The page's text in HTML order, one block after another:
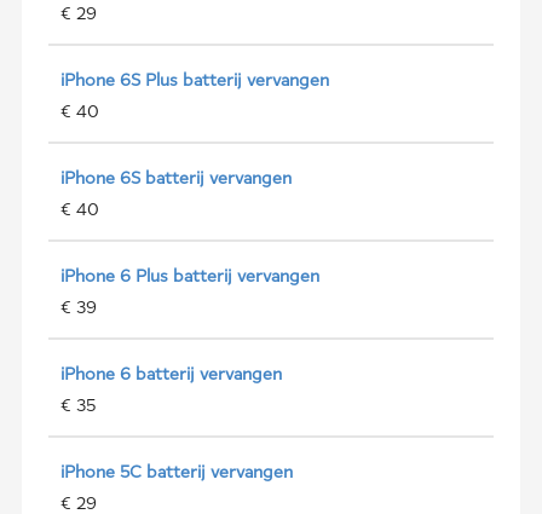
€ 29
iPhone 6S Plus batterij vervangen
€ 40
iPhone 6S batterij vervangen
€ 40
iPhone 6 Plus batterij vervangen
€ 39
iPhone 6 batterij vervangen
€ 35
iPhone 5C batterij vervangen
€ 29